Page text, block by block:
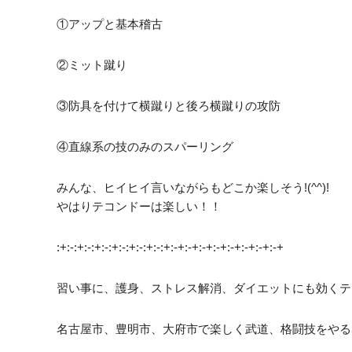
①アップと基本稽古
②ミット蹴り
③防具を付けて横蹴りと後ろ横蹴りの攻防
④直線系の技のみのスパーリング
みんな、ヒイヒイ言いながらもどこか楽しそう!(^^)!
やはりテコンドーは楽しい！！
:+:-:+:-:+:-:+:-:+:-:+:-:+:-+:-+:-+:-+:-+:-+:-+:-+
習い事に、護身、ストレス解消、ダイエットにも効くテ
名古屋市、豊明市、大府市で楽しく武道、格闘技をや